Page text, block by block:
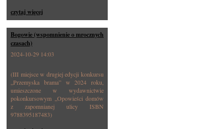
czytaj więcej
Bogowie (wspomnienie o mrocznych
czasach)
2024-10-29 14:03
(III miejsce w drugiej edycji konkursu
„Przemyska brama” w 2024 roku,
umieszczone w wydawnictwie
pokonkursowym „Opowieści domów
z zapomnianej ulicy ISBN
9788395187483)